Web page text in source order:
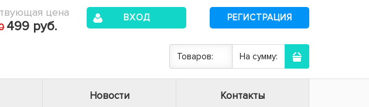
цена
499 руб.
ВХОД РЕГИСТРАЦИЯ
Товаров: На сумму:
Новости Контакты